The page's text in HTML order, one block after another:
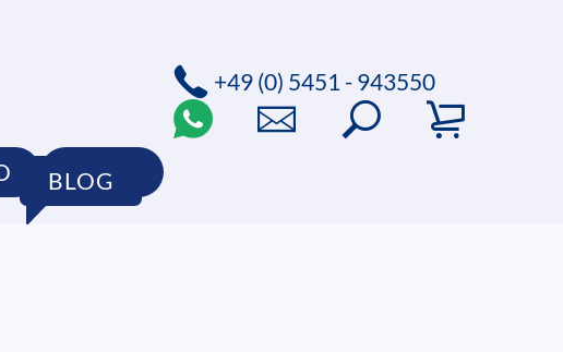
SHOP
BLOG
+49 (0) 5451 - 943550